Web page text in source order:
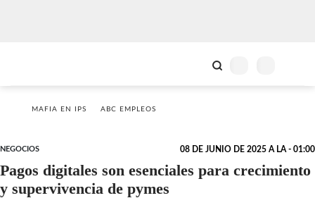
MAFIA EN IPS ABC EMPLEOS
NEGOCIOS 08 DE JUNIO DE 2025 A LA - 01:00
Pagos digitales son esenciales para crecimiento
y supervivencia de pymes